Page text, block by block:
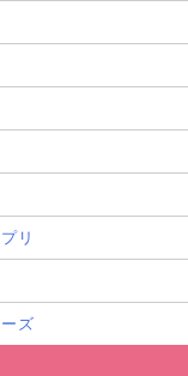
、
する力
にその第一歩を社
のかもしれません。
が、子どもたちに
るよう、周囲の大
す。
リ
ズ